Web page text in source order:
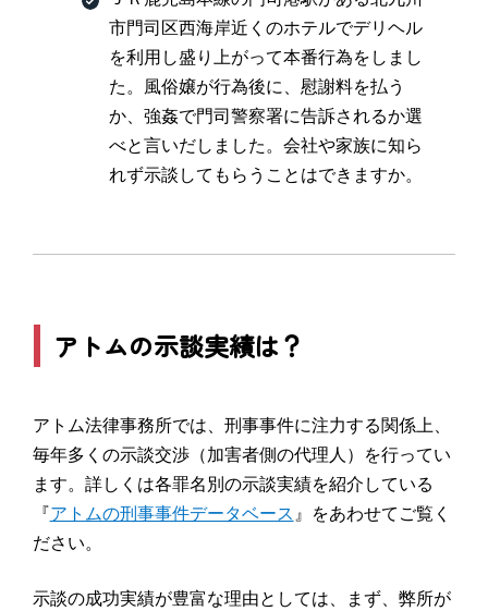
市門司区西海岸近くのホテルでデリヘル
を利用し盛り上がって本番行為をしまし
た。風俗嬢が行為後に、慰謝料を払う
か、強姦で門司警察署に告訴されるか選
べと言いだしました。会社や家族に知ら
れず示談してもらうことはできますか。
アトムの示談実績は？
アトム法律事務所では、刑事事件に注力する関係上、
毎年多くの示談交渉（加害者側の代理人）を行ってい
ます。詳しくは各罪名別の示談実績を紹介している
『アトムの刑事事件データベース 』をあわせてご覧く
ださい。
示談の成功実績が豊富な理由としては、まず、弊所が